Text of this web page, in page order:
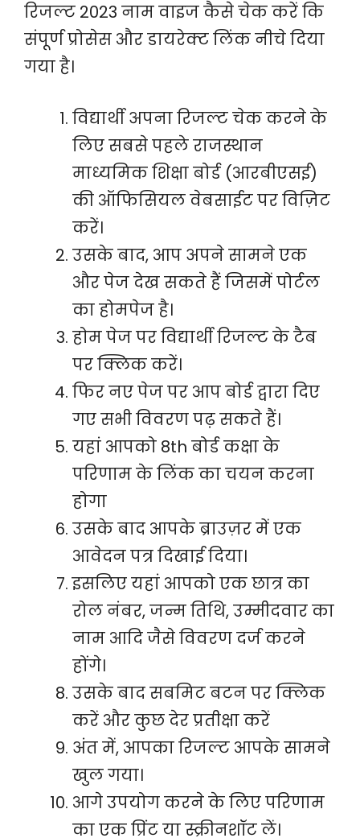
रिजल्ट 2023 नाम वाइज कैसे चेक करें कि
संपूर्ण प्रोसेस और डायरेक्ट लिंक नीचे दिया
गया है।
विद्यार्थी अपना रिजल्ट चेक करने के
लिए सबसे पहले राजस्थान
माध्यमिक शिक्षा बोर्ड (आरबीएसई)
की ऑफिसियल वेबसाईट पर विज़िट
करें।
उसके बाद, आप अपने सामने एक
और पेज देख सकते हैं जिसमें पोर्टल
का होमपेज है।
होम पेज पर विद्यार्थी रिजल्ट के टैब
पर क्लिक करें।
फिर नए पेज पर आप बोर्ड द्वारा दिए
गए सभी विवरण पढ़ सकते हैं।
यहां आपको 8th बोर्ड कक्षा के
परिणाम के लिंक का चयन करना
होगा
उसके बाद आपके ब्राउज़र में एक
आवेदन पत्र दिखाई दिया।
इसलिए यहां आपको एक छात्र का
रोल नंबर, जन्म तिथि, उम्मीदवार का
नाम आदि जैसे विवरण दर्ज करने
होंगे।
उसके बाद सबमिट बटन पर क्लिक
करें और कुछ देर प्रतीक्षा करें
अंत में, आपका रिजल्ट आपके सामने
खुल गया।
आगे उपयोग करने के लिए परिणाम
का एक प्रिंट या स्क्रीनशॉट लें।